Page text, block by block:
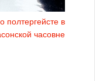
полтергейсте в
часовне